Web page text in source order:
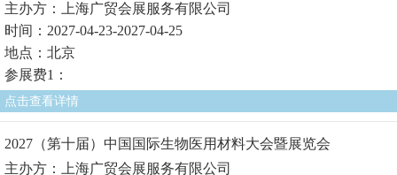
主办方：上海广贸会展服务有限公司
时间：2027-04-23-2027-04-25
地点：北京
参展费1：
点击查看详情
2027（第十届）中国国际生物医用材料大会暨展览会
主办方：上海广贸会展服务有限公司